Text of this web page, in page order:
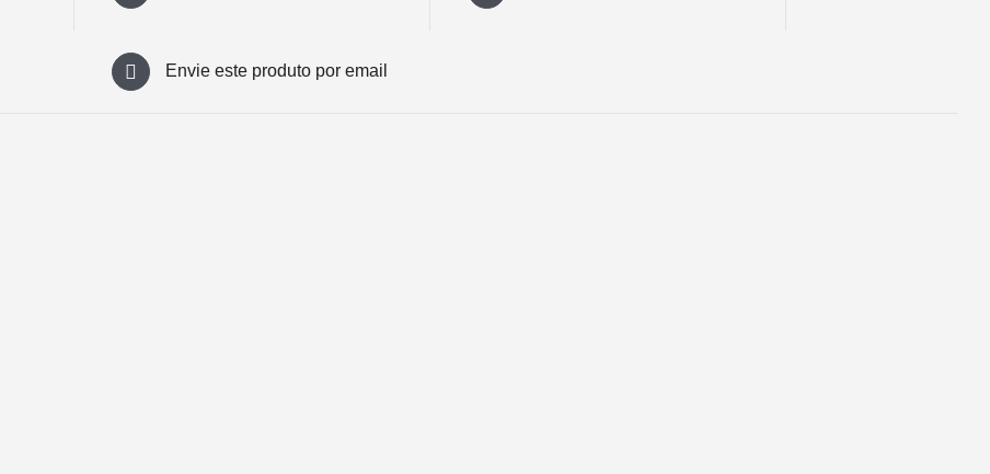
Envie este produto por email